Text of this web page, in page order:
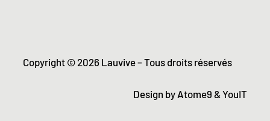
Copyright © 2026 Lauvive – Tous droits réservés
Design by Atome9 &YouIT